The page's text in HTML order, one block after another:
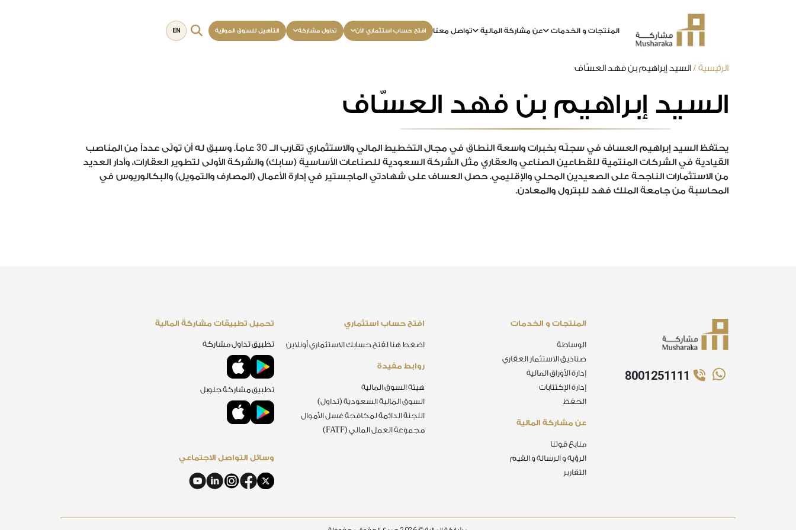
المنتجات و الخدمات عن مشاركة المالية تواصل معنا افتح حساب استثماري الآن تداول مشاركة التأهيل للسوق الموازية EN
الرئيسية /السيد إبراهيم بن فهد العسّاف
السيد إبراهيم بن فهد العسّاف
يحتفظ السيد إبراهيم العساف في سجلّه بخبرات واسعة النطاق في مجال التخطيط المالي والاستثماري تقارب الــ30 عاماً. وسبق له أن تولّى عدداً من المناصب
القيادية في الشركات المنتمية للقطاعين الصناعي والعقاري مثل الشركة السعودية للصناعات الأساسية (سابك) والشركة الأولى لتطوير العقارات، وأدار العديد
من الاستثمارات الناجحة على الصعيدين المحلي والإقليمي. حصل العساف على شهادتي الماجستير في إدارة الأعمال (المصارف والتمويل) والبكالوريوس في
المحاسبة من جامعة الملك فهد للبترول والمعادن.
8001251111
المنتجات و الخدمات
الوساطة
صناديق الاستثمار العقاري
إدارة الأوراق المالية
إدارة الإكتتابات
الحفظ
عن مشاركة المالية
منابع قوتنا
الرؤية و الرسالة و القيم
التقارير
افتح حساب استثماري
اضغط هنا لفتح حسابك الاستثماري أونلاين
روابط مفيدة
هيئة السوق المالية
السوق المالية السعودية (تداول)
اللجنة الدائمة لمكافحة غسل الأموال
مجموعة العمل المالي (FATF)
تحميل تطبيقات مشاركة المالية
تطبيق تداول مشاركة
تطبيق مشاركة جلوبل
وسائل التواصل الاجتماعي